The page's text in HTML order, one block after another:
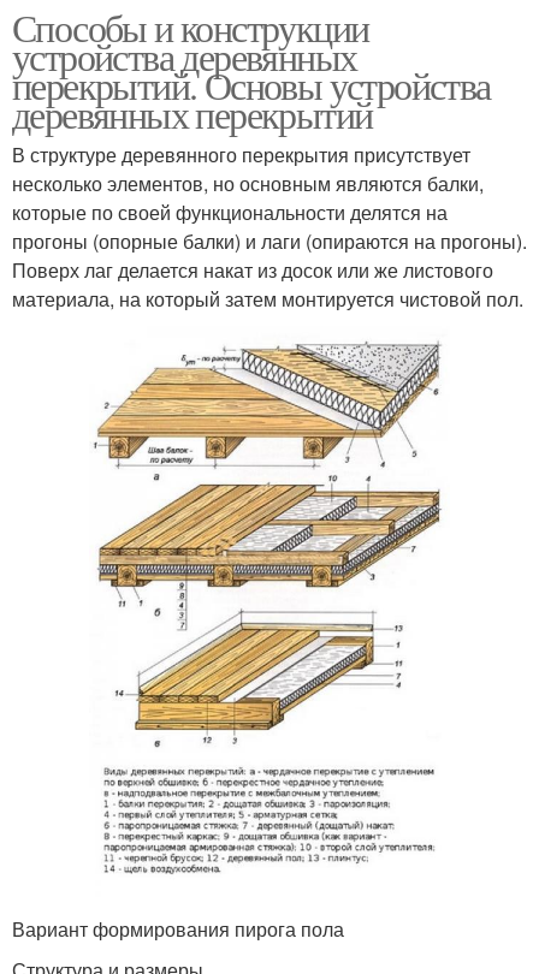
Способы и конструкции
устройства деревянных
перекрытий. Основы устройства
деревянных перекрытий
В структуре деревянного перекрытия присутствует
несколько элементов, но основным являются балки,
которые по своей функциональности делятся на
прогоны (опорные балки) и лаги (опираются на прогоны).
Поверх лаг делается накат из досок или же листового
материала, на который затем монтируется чистовой пол.
Вариант формирования пирога пола